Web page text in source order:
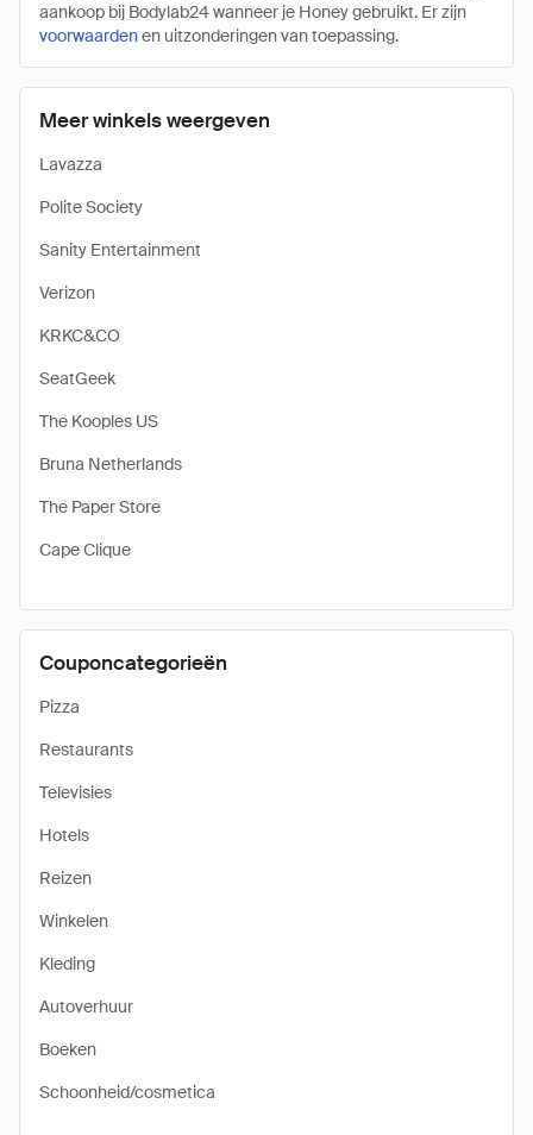
Meer winkels weergeven
Lavazza
Polite Society
Sanity Entertainment
Verizon
KRKC&CO
SeatGeek
The Kooples US
Bruna Netherlands
The Paper Store
Cape Clique
Couponcategorieën
Pizza
Restaurants
Televisies
Hotels
Reizen
Winkelen
Kleding
Autoverhuur
Boeken
Schoonheid/cosmetica
aankoop bij Bodylab24 wanneer je Honey gebruikt. Er zijn
voorwaardenen uitzonderingen van toepassing.